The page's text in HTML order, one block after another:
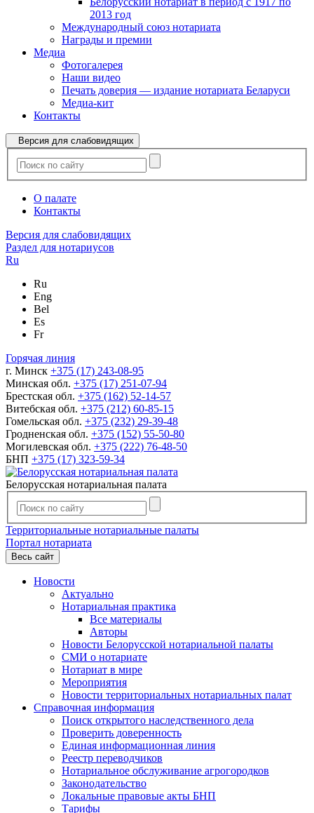
2013 год
Международный союз нотариата
Награды и премии
Медиа
Фотогалерея
Наши видео
Печать доверия — издание нотариата Беларуси
Медиа-кит
Контакты
Версия для слабовидящих
О палате
Контакты
Версия для слабовидящих
Раздел для нотариусов
Ru
Ru
Eng
Bel
Es
Fr
Горячая линия
г. Минск +375 (17) 243-08-95
Минская обл. +375 (17) 251-07-94
Брестская обл. +375 (162) 52-14-57
Витебская обл. +375 (212) 60-85-15
Гомельская обл. +375 (232) 29-39-48
Гродненская обл. +375 (152) 55-50-80
Могилевская обл. +375 (222) 76-48-50
БНП +375 (17) 323-59-34
Белорусская нотариальная палата
Территориальные нотариальные палаты
Портал нотариата
Весь сайт
Новости
Актуально
Нотариальная практика
Все материалы
Авторы
Новости Белорусской нотариальной палаты
СМИ о нотариате
Нотариат в мире
Мероприятия
Новости территориальных нотариальных палат
Справочная информация
Поиск открытого наследственного дела
Проверить доверенность
Единая информационная линия
Реестр переводчиков
Нотариальное обслуживание агрогородков
Законодательство
Локальные правовые акты БНП
Тарифы